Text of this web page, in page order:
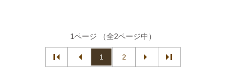
1ページ （全2ページ中）
1 2